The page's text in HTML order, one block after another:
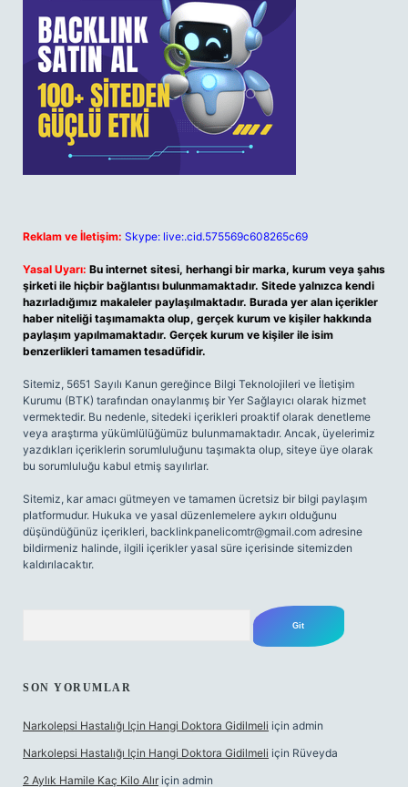
Reklam ve İletişim: Skype: live:.cid.575569c608265c69
Yasal Uyarı: Bu internet sitesi, herhangi bir marka, kurum veya şahıs
şirketi ile hiçbir bağlantısı bulunmamaktadır. Sitede yalnızca kendi
hazırladığımız makaleler paylaşılmaktadır. Burada yer alan içerikler
haber niteliği taşımamakta olup, gerçek kurum ve kişiler hakkında
paylaşım yapılmamaktadır. Gerçek kurum ve kişiler ile isim
benzerlikleri tamamen tesadüfidir.
Sitemiz, 5651 Sayılı Kanun gereğince Bilgi Teknolojileri ve İletişim
Kurumu (BTK) tarafından onaylanmış bir Yer Sağlayıcı olarak hizmet
vermektedir. Bu nedenle, sitedeki içerikleri proaktif olarak denetleme
veya araştırma yükümlülüğümüz bulunmamaktadır. Ancak, üyelerimiz
yazdıkları içeriklerin sorumluluğunu taşımakta olup, siteye üye olarak
bu sorumluluğu kabul etmiş sayılırlar.
Sitemiz, kar amacı gütmeyen ve tamamen ücretsiz bir bilgi paylaşım
platformudur. Hukuka ve yasal düzenlemelere aykırı olduğunu
düşündüğünüz içerikleri, backlinkpanelicomtr@gmail.com adresine
bildirmeniz halinde, ilgili içerikler yasal süre içerisinde sitemizden
kaldırılacaktır.
SON YORUMLAR
Narkolepsi Hastalığı Için Hangi Doktora Gidilmeli için admin
Narkolepsi Hastalığı Için Hangi Doktora Gidilmeli için Rüveyda
2 Aylık Hamile Kaç Kilo Alır için admin